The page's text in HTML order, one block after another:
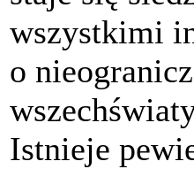
wszystkimi
o
Istnieje